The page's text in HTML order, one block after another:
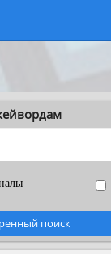
поиск